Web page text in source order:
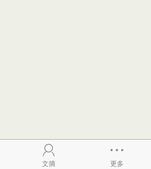
文摘 更多